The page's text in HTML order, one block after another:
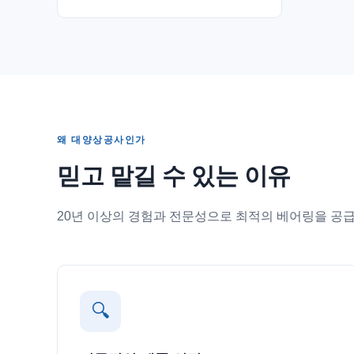
왜 대양상공사인가
믿고 맡길 수 있는 이유
20년 이상의 경험과 전문성으로 최적의 베어링을 공
🔍